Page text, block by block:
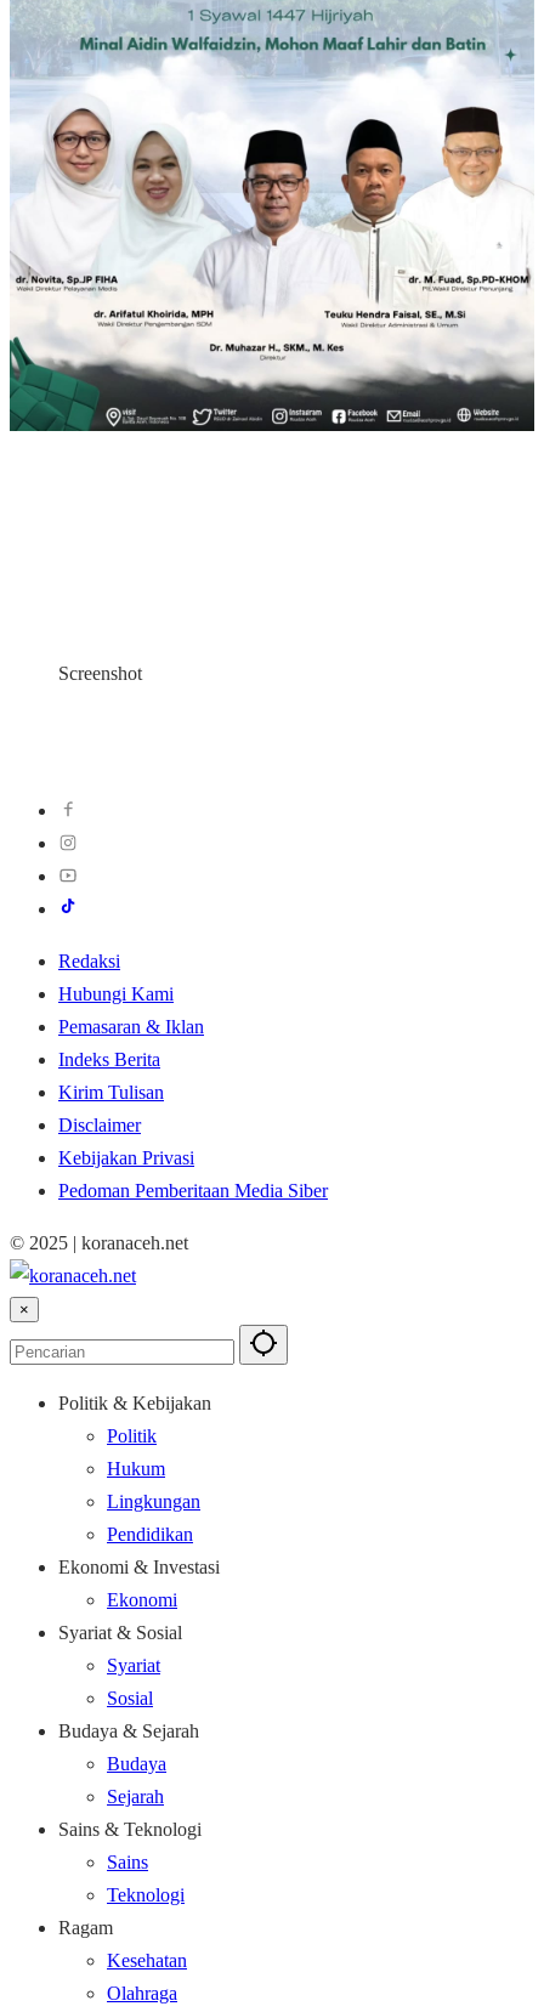
Screenshot
Redaksi
Hubungi Kami
Pemasaran & Iklan
Indeks Berita
Kirim Tulisan
Disclaimer
Kebijakan Privasi
Pedoman Pemberitaan Media Siber
© 2025 | koranaceh.net
×
Politik & Kebijakan
Politik
Hukum
Lingkungan
Pendidikan
Ekonomi & Investasi
Ekonomi
Syariat & Sosial
Syariat
Sosial
Budaya & Sejarah
Budaya
Sejarah
Sains & Teknologi
Sains
Teknologi
Ragam
Kesehatan
Olahraga